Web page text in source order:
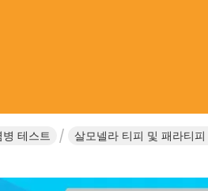
병 테스트 살모넬라 티피 및 패라티